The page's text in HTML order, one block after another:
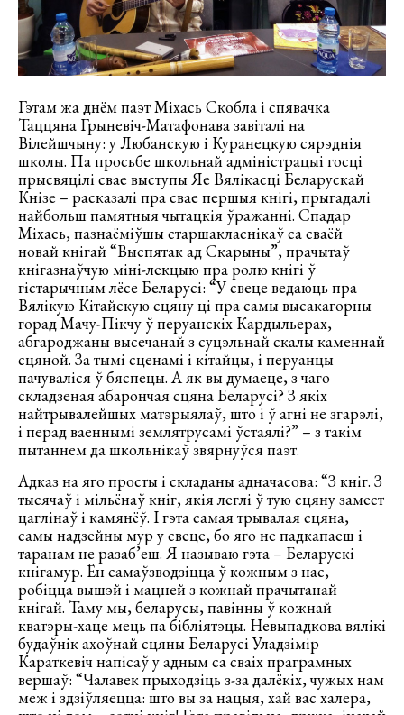
Гэтам жа днём паэт Міхась Скобла і спявачка
Таццяна Грыневіч-Матафонава завіталі на
Вілейшчыну: у Любанскую і Куранецкую сярэднія
школы. Па просьбе школьнай адміністрацыі госці
прысвяцілі свае выступы Яе Вялікасці Беларускай
Кнізе – расказалі пра свае першыя кнігі, прыгадалі
найбольш памятныя чытацкія ўражанні. Спадар
Міхась, пазнаёміўшы старшакласнікаў са сваёй
новай кнігай “Выспятак ад Скарыны”, прачытаў
кнігазнаўчую міні-лекцыю пра ролю кнігі ў
гістарычным лёсе Беларусі: “У свеце ведаюць пра
Вялікую Кітайскую сцяну ці пра самы высакагорны
горад Мачу-Пікчу ў перуанскіх Кардыльерах,
абгароджаны высечанай з суцэльнай скалы каменнай
сцяной. За тымі сценамі і кітайцы, і перуанцы
пачуваліся ў бяспецы. А як вы думаеце, з чаго
складзеная абарончая сцяна Беларусі? З якіх
найтрывалейшых матэрыялаў, што і ў агні не згарэлі,
і перад ваеннымі землятрусамі ўстаялі?” – з такім
пытаннем да школьнікаў звярнуўся паэт.
Адказ на яго просты і складаны адначасова: “З кніг. З
тысячаў і мільёнаў кніг, якія леглі ў тую сцяну замест
цаглінаў і камянёў. І гэта самая трывалая сцяна,
самы надзейны мур у свеце, бо яго не падкапаеш і
таранам не разаб’еш. Я называю гэта – Беларускі
кнігамур. Ён самаўзводзіцца ў кожным з нас,
робіцца вышэй і мацней з кожнай прачытанай
кнігай. Таму мы, беларусы, павінны ў кожнай
кватэры-хаце мець па бібліятэцы. Невыпадкова вялікі
будаўнік ахоўнай сцяны Беларусі Уладзімір
Караткевіч напісаў у адным са сваіх праграмных
вершаў: “Чалавек прыходзіць з-за далёкіх, чужых нам
меж і здзіўляецца: што вы за нацыя, хай вас халера,